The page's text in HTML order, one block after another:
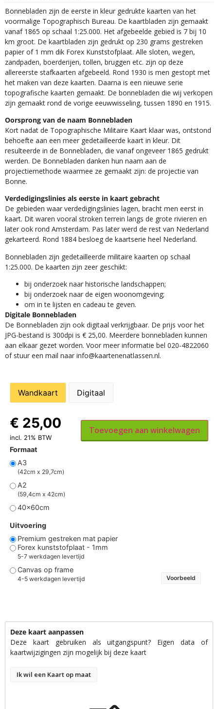
Bonnebladen zijn de eerste in kleur gedrukte kaarten van het
voormalige Topographisch Bureau. De kaartbladen zijn gemaakt
vanaf 1865 op schaal 1:25.000. Het afgebeelde gebied is 7 bij 10
km groot. De kaartbladen zijn gedrukt op 230 grams gestreken
papier of 1 mm dik Forex Kunststofplaat. Alle sloten, wegen,
zandpaden, boerderijen, tollen, bruggen etc. zijn op deze
allereerste stafkaarten afgebeeld. Rond 1930 is men gestopt met
het maken van deze kaarten. Daarna is een nieuwe serie
topografische kaarten gemaakt. De bonnebladen die wij verkopen
zijn gemaakt rond de vorige eeuwwisseling, tussen 1890 en 1915.
Oorsprong van de naam Bonnebladen
Kort nadat de Topographische Militaire Kaart klaar was, ontstond
behoefte aan een meer gedetailleerde kaart in kleur. Dit
resulteerde in de Bonnebladen, die vanaf ongeveer 1865 gedrukt
werden. De Bonnebladen danken hun naam aan de
projectiemethode waarmee ze gemaakt zijn: de projectie van
Bonne.
Verdedigingslinies als eerste in kaart gebracht
De gebieden waar verdedigingslinies lagen, bracht men eerst in
kaart. Dit waren vooral stroken terrein langs de grote rivieren en
later ook rond Amsterdam. Pas later werd de rest van Nederland
gekarteerd. Rond 1884 besloeg de kaartserie heel Nederland.
Bonnebladen zijn gedetailleerde militaire kaarten op schaal
1:25.000. De kaarten zijn zeer geschikt:​
​bij onderzoek naar historische landschappen;
bij onderzoek naar de eigen woonomgeving;
om in te lijsten en cadeau te geven.
Digitale Bonnebladen
De Bonnebladen zijn ook digitaal verkrijgbaar. De prijs voor het
JPG-bestand is 300dpi is € 25,00. Meerdere bonnebladen kunnen
aan elkaar gezet worden. Voor meer informatie bel 020-4822060
of stuur een mail naar info@kaartenenatlassen.nl.
Wandkaart Digitaal
Formaat
A3
(42cm x 29,7cm)
A2
(59,4cm x 42cm)
40x60cm
Uitvoering
Premium gestreken mat papier
Forex kunststofplaat - 1mm
5-7 werkdagen levertijd
Canvas op frame
4-5 werkdagen levertijd Voorbeeld
€ 25,00
incl. 21% BTW
Toevoegen aan winkelwagen
Deze kaart aanpassen
Deze kaart gebruiken als uitgangspunt? Eigen data of
kaartwijzigingen zijn mogelijk bij deze kaart
Ik wil een Kaart op maat